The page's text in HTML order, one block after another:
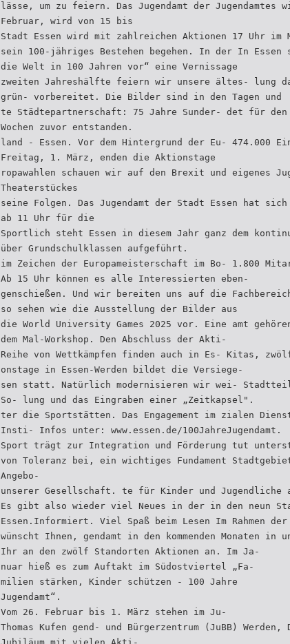
lässe, um zu feiern. Das Jugendamt der Jugendamtes
Februar, wird von 15 bis
Stadt Essen wird mit zahlreichen Aktionen 17 Uhr im
sein 100-jähriges Bestehen begehen. In der In Essen
die Welt in 100 Jahren vor“ eine Vernissage
zweiten Jahreshälfte feiern wir unsere ältes- lung
grün- vorbereitet. Die Bilder sind in den Tagen und
te Städtepartnerschaft: 75 Jahre Sunder- det für
Wochen zuvor entstanden.
land - Essen. Vor dem Hintergrund der Eu- 474.000
Freitag, 1. März, enden die Aktionstage
ropawahlen schauen wir auf den Brexit und eigenes
Theaterstückes
seine Folgen. Das Jugendamt der Stadt Essen hat
ab 11 Uhr für die
Sportlich steht Essen in diesem Jahr ganz dem
über Grundschulklassen aufgeführt.
im Zeichen der Europameisterschaft im Bo- 1.800
Ab 15 Uhr können es alle Interessierten eben-
genschießen. Und wir bereiten uns auf die
so sehen wie die Ausstellung der Bilder aus
die World University Games 2025 vor. Eine amt
dem Mal-Workshop. Den Abschluss der Akti-
Reihe von Wettkämpfen finden auch in Es- Kitas,
onstage in Essen-Werden bildet die Versiege-
sen statt. Natürlich modernisieren wir wei-
So- lung und das Eingraben einer „Zeitkapsel".
ter die Sportstätten. Das Engagement im zialen
Insti- Infos unter: www.essen.de/100JahreJugendamt.
Sport trägt zur Integration und Förderung tut
von Toleranz bei, ein wichtiges Fundament
Angebo-
unserer Gesellschaft. te für Kinder und Jugendliche
Es gibt also wieder viel Neues in der in den neun
Essen.Informiert. Viel Spaß beim Lesen Im Rahmen
wünscht Ihnen, gendamt in den kommenden Monaten in
Ihr an den zwölf Standorten Aktionen an. Im Ja-
nuar hieß es zum Auftakt im Südostviertel „Fa-
milien stärken, Kinder schützen - 100 Jahre
Jugendamt“.
Vom 26. Februar bis 1. März stehen im Ju-
Thomas Kufen gend- und Bürgerzentrum (JuBB)